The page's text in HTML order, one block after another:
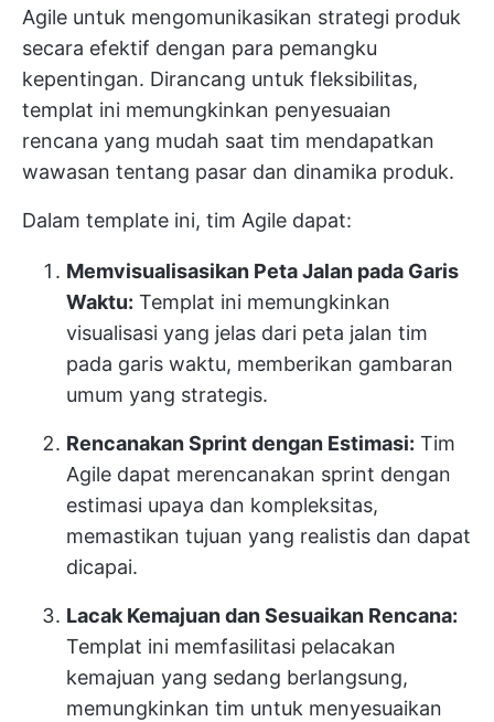
Agile untuk mengomunikasikan strategi produk
secara efektif dengan para pemangku
kepentingan. Dirancang untuk fleksibilitas,
templat ini memungkinkan penyesuaian
rencana yang mudah saat tim mendapatkan
wawasan tentang pasar dan dinamika produk.
Dalam template ini, tim Agile dapat:
Memvisualisasikan Peta Jalan pada Garis
Waktu: Templat ini memungkinkan
visualisasi yang jelas dari peta jalan tim
pada garis waktu, memberikan gambaran
umum yang strategis.
Rencanakan Sprint dengan Estimasi: Tim
Agile dapat merencanakan sprint dengan
estimasi upaya dan kompleksitas,
memastikan tujuan yang realistis dan dapat
dicapai.
Lacak Kemajuan dan Sesuaikan Rencana:
Templat ini memfasilitasi pelacakan
kemajuan yang sedang berlangsung,
memungkinkan tim untuk menyesuaikan